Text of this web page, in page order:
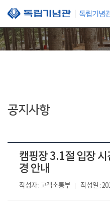
본문 바로가기
공지사항
캠핑장 3.1절 입장
경 안내
작성자 : 고객소통부 작성일 :